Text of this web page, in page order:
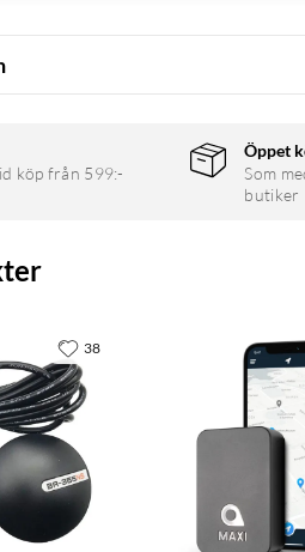
för användning i starkt solljus
vid användning i soliga
positionsnoggrannhet
köp från 599:-
Öppet
Som
butiker
38